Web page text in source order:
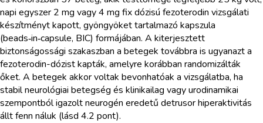
napi egyszer 2 mg vagy 4 mg fix dózisú fezoterodin vizsgálati
készítményt kapott, gyöngyöket tartalmazó kapszula
(beads‑in‑capsule, BIC) formájában. A kiterjesztett
biztonságossági szakaszban a betegek továbbra is ugyanazt a
fezoterodin-dózist kapták, amelyre korábban randomizálták
őket. A betegek akkor voltak bevonhatóak a vizsgálatba, ha
stabil neurológiai betegség és klinikailag vagy urodinamikai
szempontból igazolt neurogén eredetű detrusor hiperaktivitás
állt fenn náluk (lásd 4.2 pont).